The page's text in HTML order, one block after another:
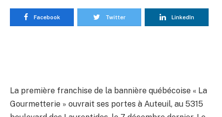
Facebook Twitter LinkedIn
La première franchise de la bannière québécoise « La
Gourmetterie » ouvrait ses portes à Auteuil, au 5315